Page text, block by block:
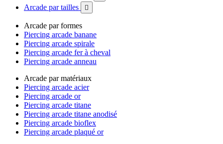
Arcade par tailles 
Arcade par formes
Piercing arcade banane
Piercing arcade spirale
Piercing arcade fer à cheval
Piercing arcade anneau
Arcade par matériaux
Piercing arcade acier
Piercing arcade or
Piercing arcade titane
Piercing arcade titane anodisé
Piercing arcade bioflex
Piercing arcade plaqué or